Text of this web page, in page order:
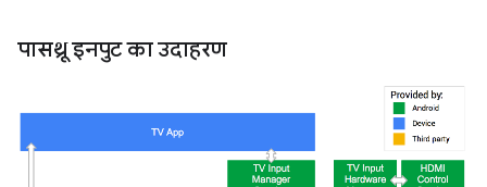
पासथ्रू इनपुट का उदाहरण